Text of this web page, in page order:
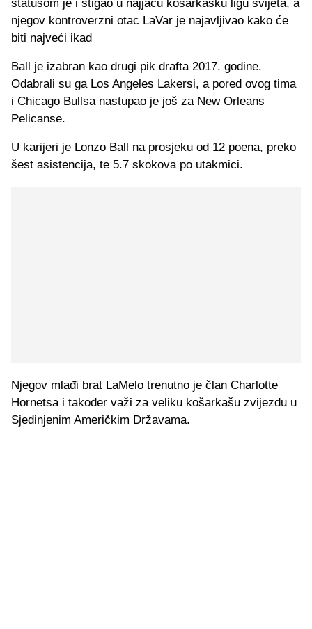
statusom je i stigao u najjaču košarkašku ligu svijeta, a
njegov kontroverzni otac LaVar je najavljivao kako će
biti najveći ikad
Ball je izabran kao drugi pik drafta 2017. godine.
Odabrali su ga Los Angeles Lakersi, a pored ovog tima
i Chicago Bullsa nastupao je još za New Orleans
Pelicanse.
U karijeri je Lonzo Ball na prosjeku od 12 poena, preko
šest asistencija, te 5.7 skokova po utakmici.
Njegov mlađi brat LaMelo trenutno je član Charlotte
Hornetsa i također važi za veliku košarkašu zvijezdu u
Sjedinjenim Američkim Državama.